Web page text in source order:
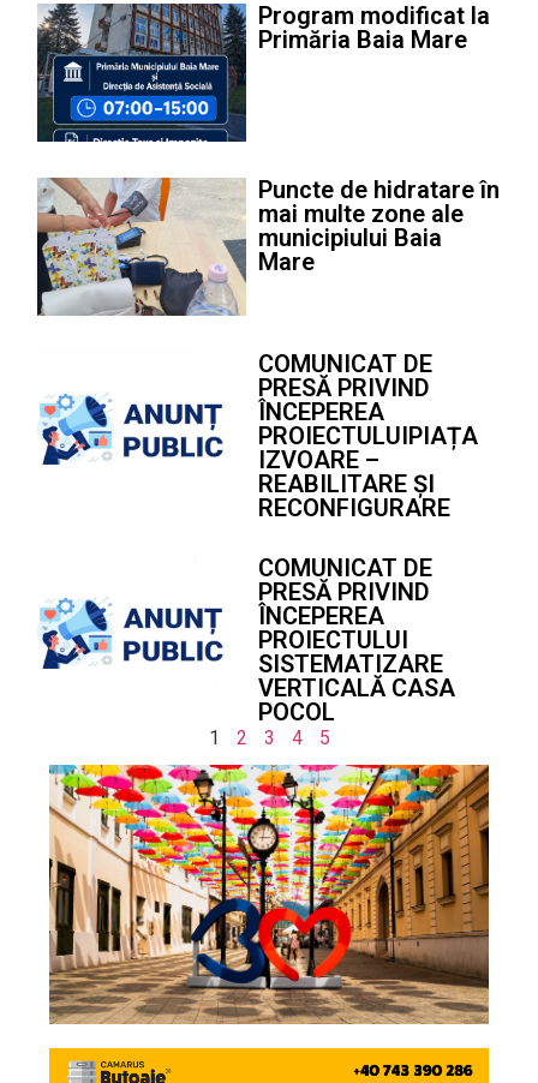
Program modificat la
Primăria Baia Mare
Puncte de hidratare în
mai multe zone ale
municipiului Baia
Mare
COMUNICAT DE
PRESĂ PRIVIND
ÎNCEPEREA
PROIECTULUIPIAȚA
IZVOARE –
REABILITARE ȘI
RECONFIGURARE
COMUNICAT DE
PRESĂ PRIVIND
ÎNCEPEREA
PROIECTULUI
SISTEMATIZARE
VERTICALĂ CASA
POCOL
1 2 3 4 5